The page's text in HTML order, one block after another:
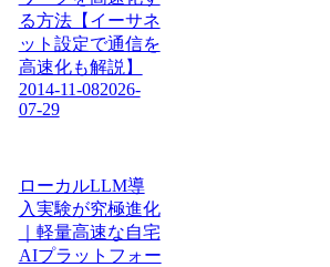
る方法【イーサネ
ット設定で通信を
高速化も解説】
2014-11-082026-
07-29
ローカルLLM導
入実験が究極進化
｜軽量高速な自宅
AIプラットフォー